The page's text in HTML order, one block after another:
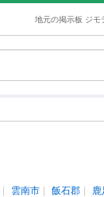
地元の掲示板 ジモ
雲南市 飯石郡